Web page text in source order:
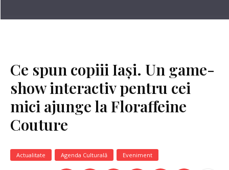
Ce spun copiii Iași. Un game-
show interactiv pentru cei
mici ajunge la Floraffeine
Couture
Actualitate Agenda Culturală Eveniment